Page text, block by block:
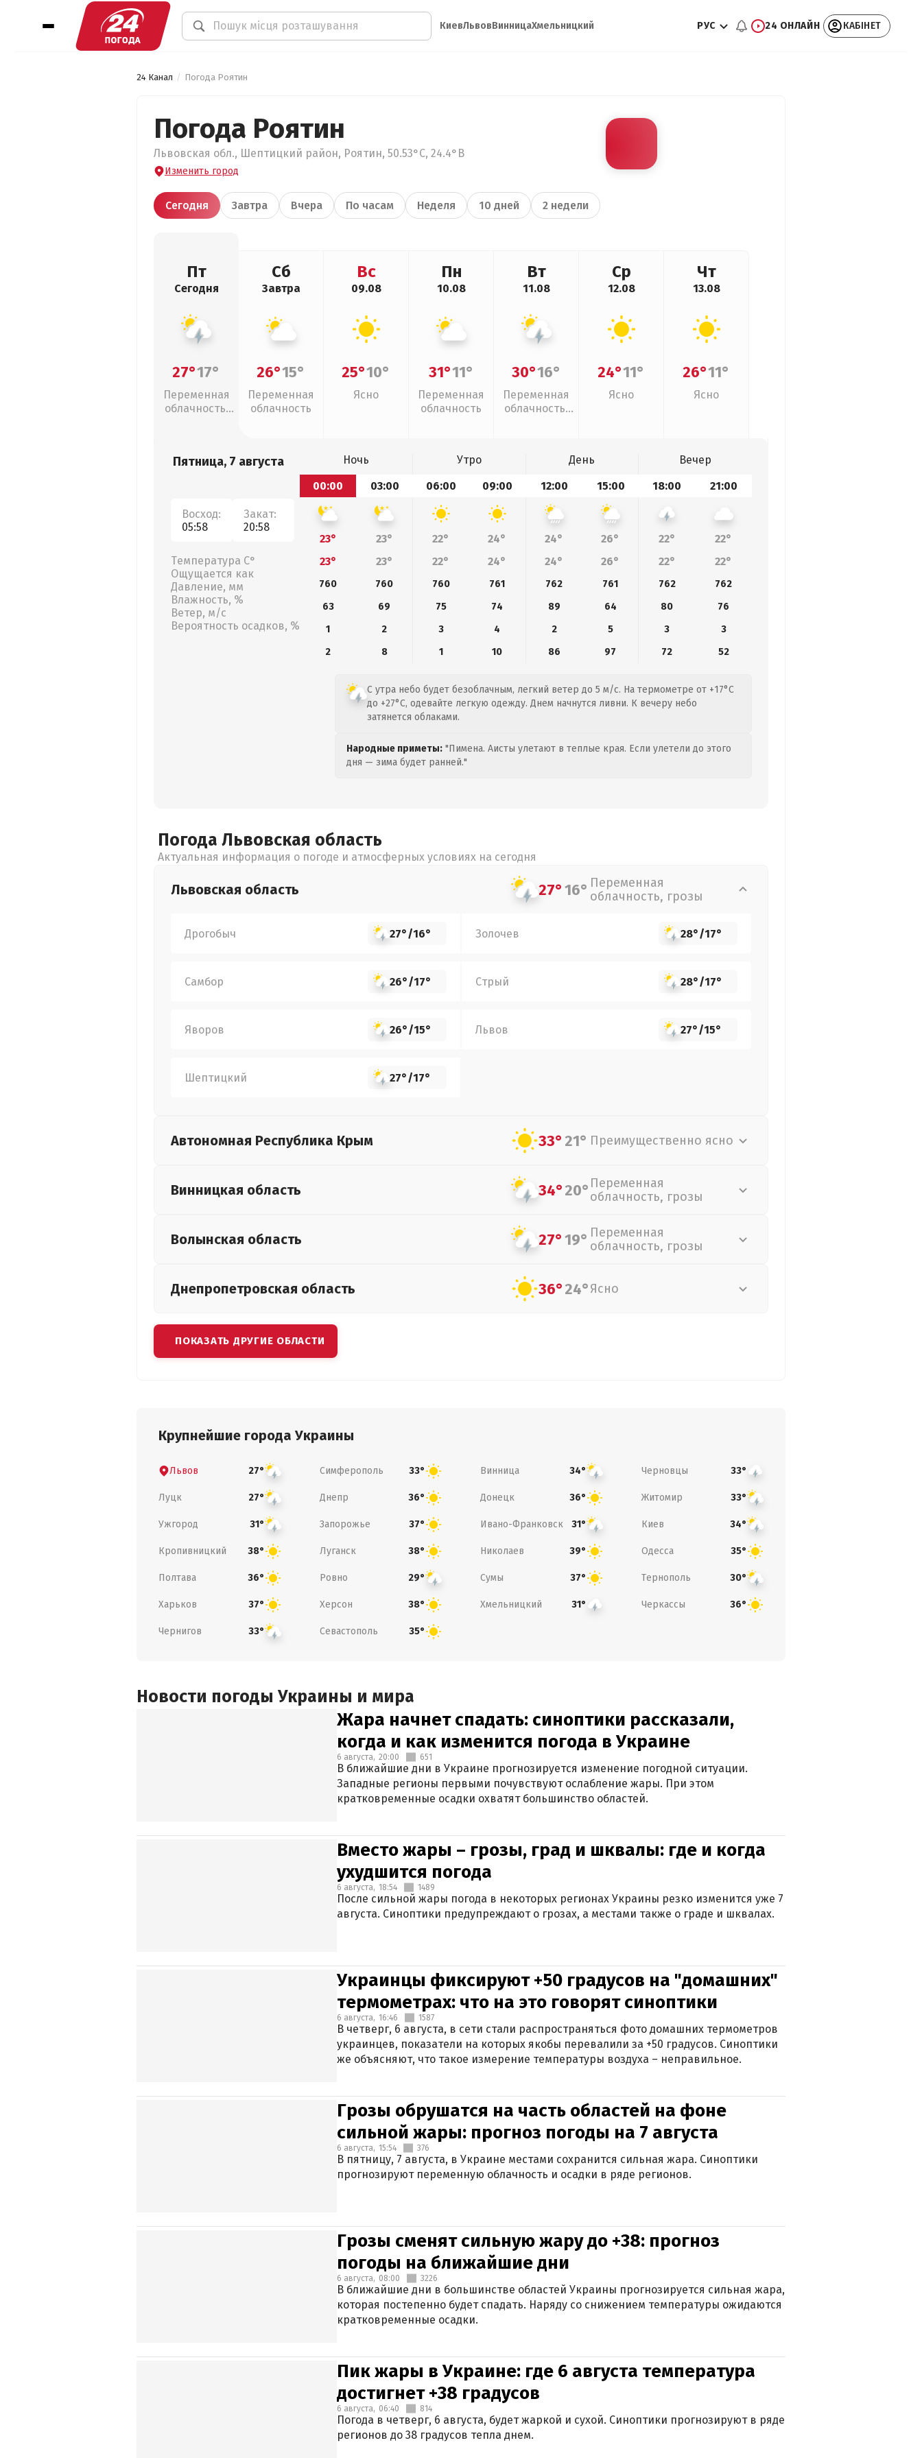
КиевЛьвовВинницаХмельницкий РУС 24 ОНЛАЙН КАБІНЕТ
24 Канал Погода Роятин
Погода Роятин
Львовская обл., Шептицкий район, Роятин, 50.53°С, 24.4°В
Изменить город
Сегодня Завтра Вчера По часам Неделя 10 дней 2 недели
Пт
Сегодня
27°17°
Переменная
облачность,
Сб
Завтра
26°15°
Переменная
облачность
Вс
09.08
25°10°
Ясно
Пн
10.08
31°11°
Переменная
облачность
Вт
11.08
30°16°
Переменная
облачность,
Ср
12.08
24°11°
Ясно
Чт
13.08
26°11°
Ясно
Пятница, 7 августа
Восход:
05:58
Закат:
20:58
Температура С°
Ощущается как
Давление, мм
Влажность, %
Ветер, м/с
Вероятность осадков, %
Ночь Утро День
Вечер
00:00
03:00 06:00 09:00 12:00 15:00 18:00 21:00
23° 23° 22° 24° 24° 26° 22°
22°
23°
23° 22° 24° 24° 26° 22° 22°
760 760 760 761 762 761 762
762
63
69 75 74 89 64 80
76
1
2 3 4 2 5 3
3
2
8 1 10 86 97 72 52
С утра небо будет безоблачным, легкий ветер до 5 м/с. На термометре от +17°C
до +27°C, одевайте легкую одежду. Днем начнутся ливни. К вечеру небо
затянется облаками.
Народные приметы: "Пимена. Аисты улетают в теплые края. Если улетели до этого
дня — зима будет ранней."
Погода Львовская область
Актуальная информация о погоде и атмосферных условиях на сегодня
Львовская область 27°16° Переменная
облачность, грозы
Дрогобыч 27°/16° Золочев 28°/17°
Самбор 26°/17° Стрый 28°/17°
Яворов 26°/15° Львов 27°/15°
Шептицкий 27°/17°
Автономная Республика Крым 33°21° Преимущественно ясно
Винницкая область 34°20° Переменная
облачность, грозы
Волынская область 27°19° Переменная
облачность, грозы
Днепропетровская область 36°24°Ясно
ПОКАЗАТЬ ДРУГИЕ ОБЛАСТИ
Крупнейшие города Украины
Львов 27° Симферополь 33° Винница 34° Черновцы 33°
Луцк 27° Днепр 36° Донецк 36° Житомир 33°
Ужгород 31° Запорожье 37° Ивано-Франковск 31° Киев 34°
Кропивницкий 38° Луганск 38° Николаев 39° Одесса 35°
Полтава 36° Ровно 29° Сумы 37° Тернополь 30°
Харьков 37° Херсон 38° Хмельницкий 31° Черкассы 36°
Чернигов 33° Севастополь 35°
Новости погоды Украины и мира
Жара начнет спадать: синоптики рассказали,
когда и как изменится погода в Украине
6 августа, 20:00 651
В ближайшие дни в Украине прогнозируется изменение погодной ситуации.
Западные регионы первыми почувствуют ослабление жары. При этом
кратковременные осадки охватят большинство областей.
Вместо жары – грозы, град и шквалы: где и когда
ухудшится погода
6 августа, 18:54 1489
После сильной жары погода в некоторых регионах Украины резко изменится уже 7
августа. Синоптики предупреждают о грозах, а местами также о граде и шквалах.
Украинцы фиксируют +50 градусов на "домашних"
термометрах: что на это говорят синоптики
6 августа, 16:46 1587
В четверг, 6 августа, в сети стали распространяться фото домашних термометров
украинцев, показатели на которых якобы перевалили за +50 градусов. Синоптики
же объясняют, что такое измерение температуры воздуха – неправильное.
Грозы обрушатся на часть областей на фоне
сильной жары: прогноз погоды на 7 августа
6 августа, 15:54 376
В пятницу, 7 августа, в Украине местами сохранится сильная жара. Синоптики
прогнозируют переменную облачность и осадки в ряде регионов.
Грозы сменят сильную жару до +38: прогноз
погоды на ближайшие дни
6 августа, 08:00 3226
В ближайшие дни в большинстве областей Украины прогнозируется сильная жара,
которая постепенно будет спадать. Наряду со снижением температуры ожидаются
кратковременные осадки.
Пик жары в Украине: где 6 августа температура
достигнет +38 градусов
6 августа, 06:40 814
Погода в четверг, 6 августа, будет жаркой и сухой. Синоптики прогнозируют в ряде
регионов до 38 градусов тепла днем.